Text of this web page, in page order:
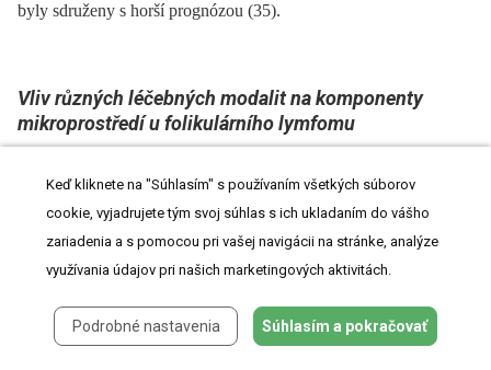
byly sdruženy s horší prognózou (35).
Vliv různých léčebných modalit na komponenty
mikroprostředí u folikulárního lymfomu
velmi obtížně shrnout a snadno interpretovat, neboť jsou značně
nejednotné (tab. 1). Heterogenita výsledků je zčásti dána různou
koncepcí a metodikou, ale z několika studií vyplývá, že zejména
význam komponent mikroprostředí (42, 51). Z tohoto pohledu je
Keď kliknete na "Súhlasím" s používaním všetkých súborov
cookie, vyjadrujete tým svoj súhlas s ich ukladaním do vášho
zariadenia a s pomocou pri vašej navigácii na stránke, analýze
využívania údajov pri našich marketingových aktivitách.
Podrobné nastavenia Súhlasím a pokračovať